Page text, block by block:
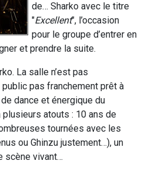
de… Sharko avec le titre
"Excellent", l’occasion
pour le groupe d’entrer en
et prendre la suite.
La salle n’est pas
pas franchement prêt à
dance et énergique du
plusieurs atouts : 10 ans de
tournées avec les
ou Ghinzu justement…), un
scène vivant…